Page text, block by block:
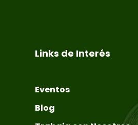
Links de Interés
Eventos
Blog